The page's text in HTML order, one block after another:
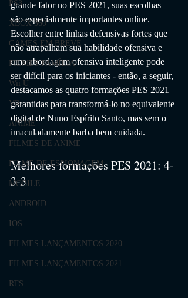
PS3
XBOX 360
GAMES EM BREVE
FILMES FAMÍLIA
Wii U
VR
ANIME
FILMES DE ANIME
FILME DE ESPIONAGEM
MOBILE
ANDROID
IOS
FILMES LANÇAMENTOS 2020
FILMES LANÇAMENTOS 2021
RTS
grande fator no PES 2021, suas escolhas
são especialmente importantes online.
Escolher entre linhas defensivas fortes que
não atrapalham sua habilidade ofensiva e
uma abordagem ofensiva inteligente pode
ser difícil para os iniciantes - então, a seguir,
destacamos as quatro formações PES 2021
garantidas para transformá-lo no equivalente
digital de Nuno Espírito Santo, mas sem o
imaculadamente barba bem cuidada.
Melhores formações PES 2021: 4-
3-3